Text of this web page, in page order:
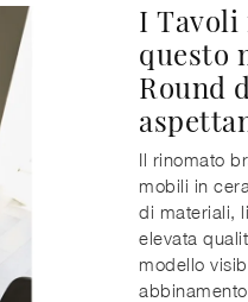
I
questo
Round
Il rinomato
mobili in
di materiali,
elevata
modello